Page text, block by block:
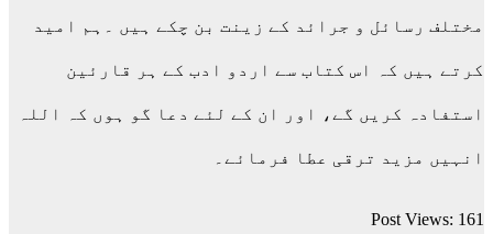
مختلف رسائل و جرائد کے زینت بن چکے ہیں ۔ہم امید
کرتے ہیں کہ اس کتاب سے اردو ادب کے ہر قارئین
استفادہ کریں گے، اور ان کے لئے دعا گو ہوں کہ اللہ
انہیں مزید ترقی عطا فرمائے۔
Post Views: 161